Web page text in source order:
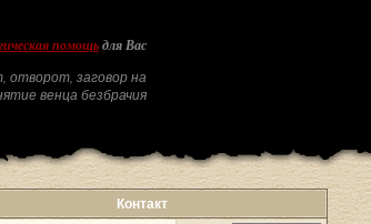
помощь для Вас
отворот, заговор на
венца безбрачия
Контакт